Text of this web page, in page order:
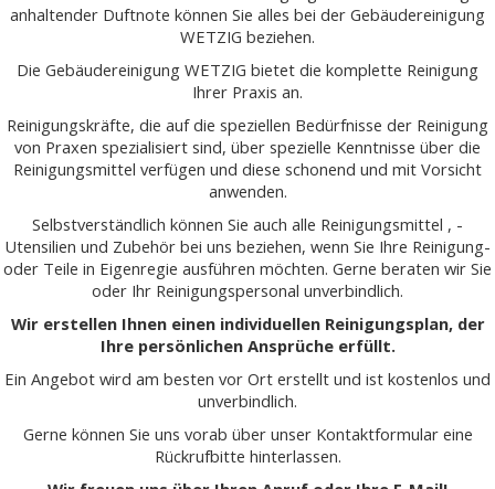
anhaltender Duftnote können Sie alles bei der Gebäudereinigung
WETZIG beziehen.
Die Gebäudereinigung WETZIG bietet die komplette Reinigung
Ihrer Praxis an.
Reinigungskräfte, die auf die speziellen Bedürfnisse der Reinigung
von Praxen spezialisiert sind, über spezielle Kenntnisse über die
Reinigungsmittel verfügen und diese schonend und mit Vorsicht
anwenden.
Selbstverständlich können Sie auch alle Reinigungsmittel , -
Utensilien und Zubehör bei uns beziehen, wenn Sie Ihre Reinigung-
oder Teile in Eigenregie ausführen möchten. Gerne beraten wir Sie
oder Ihr Reinigungspersonal unverbindlich.
Wir erstellen Ihnen einen individuellen Reinigungsplan, der
Ihre persönlichen Ansprüche erfüllt.
Ein Angebot wird am besten vor Ort erstellt und ist kostenlos und
unverbindlich.
Gerne können Sie uns vorab über unser Kontaktformular eine
Rückrufbitte hinterlassen.